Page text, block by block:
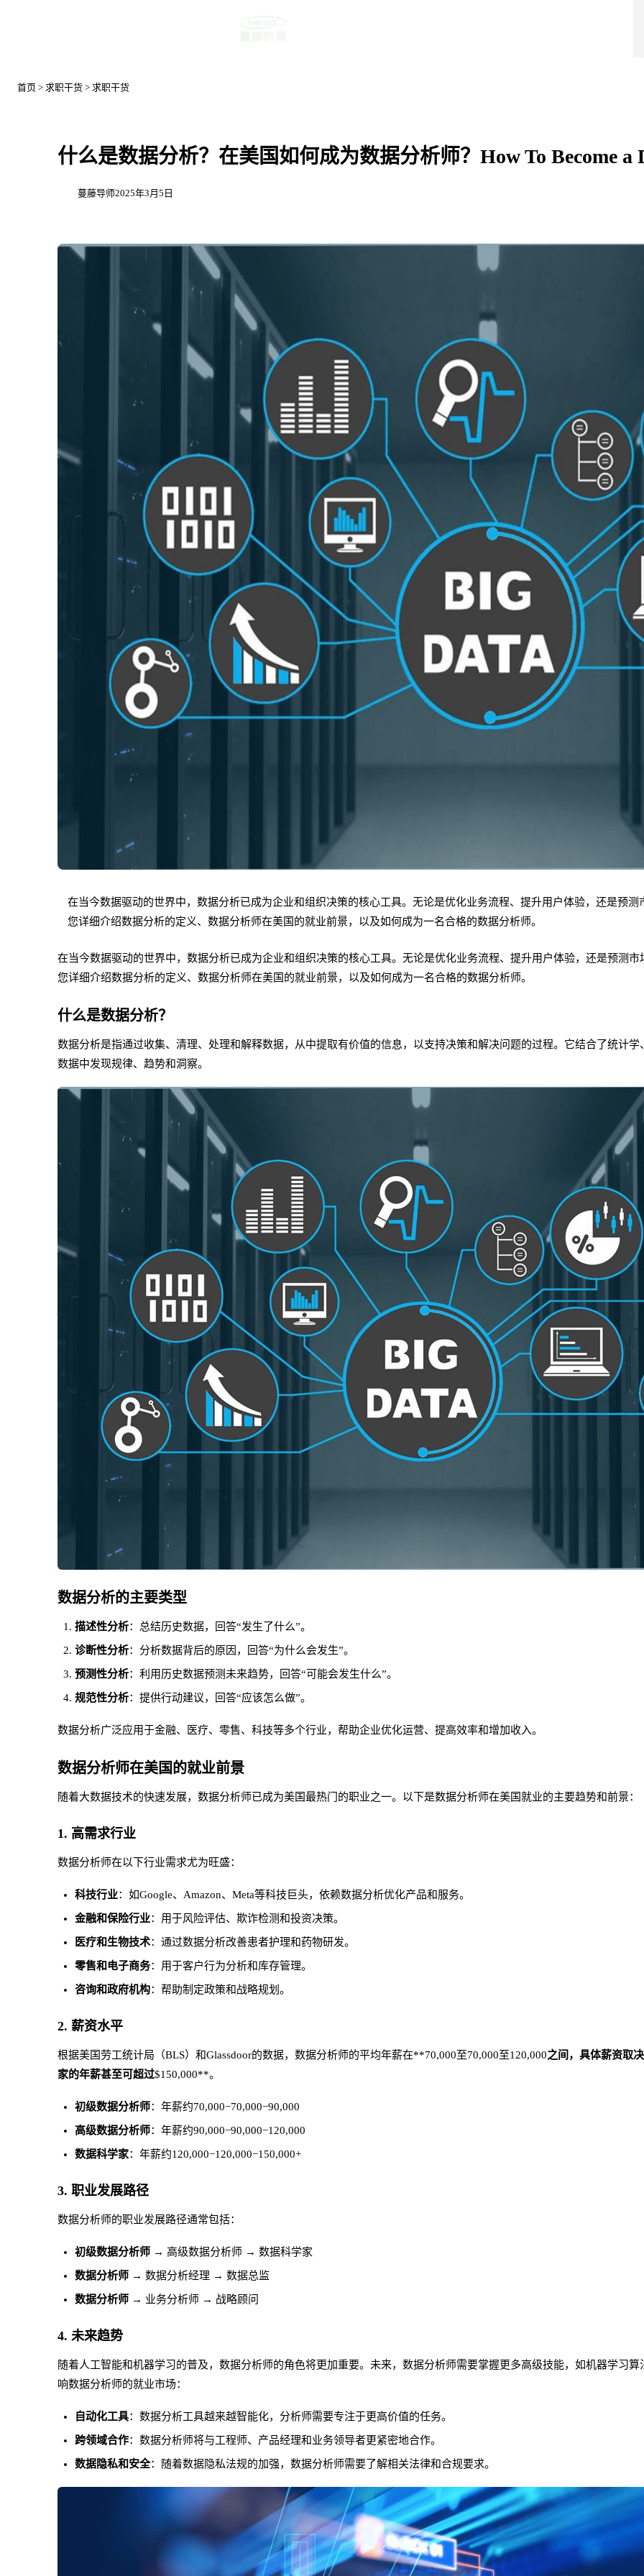
首页 > 求职干货 > 求职干货
什么是数据分析？在美国如何成为数据分析师？How To Become a
蔓藤导师2025年3月5日
在当今数据驱动的世界中，数据分析已成为企业和组织决策的核心工具。无论是优化业务流程、提升用户体验，还是预
您详细介绍数据分析的定义、数据分析师在美国的就业前景，以及如何成为一名合格的数据分析师。
在当今数据驱动的世界中，数据分析已成为企业和组织决策的核心工具。无论是优化业务流程、提升用户体验，还是预测
您详细介绍数据分析的定义、数据分析师在美国的就业前景，以及如何成为一名合格的数据分析师。
什么是数据分析？
数据分析是指通过收集、清理、处理和解释数据，从中提取有价值的信息，以支持决策和解决问题的过程。它结合了统计
数据中发现规律、趋势和洞察。
数据分析的主要类型
描述性分析：总结历史数据，回答“发生了什么”。
诊断性分析：分析数据背后的原因，回答“为什么会发生”。
预测性分析：利用历史数据预测未来趋势，回答“可能会发生什么”。
规范性分析：提供行动建议，回答“应该怎么做”。
数据分析广泛应用于金融、医疗、零售、科技等多个行业，帮助企业优化运营、提高效率和增加收入。
数据分析师在美国的就业前景
随着大数据技术的快速发展，数据分析师已成为美国最热门的职业之一。以下是数据分析师在美国就业的主要趋势和前景：
1. 高需求行业
数据分析师在以下行业需求尤为旺盛：
科技行业：如Google、Amazon、Meta等科技巨头，依赖数据分析优化产品和服务。
金融和保险行业：用于风险评估、欺诈检测和投资决策。
医疗和生物技术：通过数据分析改善患者护理和药物研发。
零售和电子商务：用于客户行为分析和库存管理。
咨询和政府机构：帮助制定政策和战略规划。
2. 薪资水平
根据美国劳工统计局（BLS）和Glassdoor的数据，数据分析师的平均年薪在**70,000至70,000至120,000之间，具体薪资取
家的年薪甚至可超过$150,000**。
初级数据分析师：年薪约70,000−70,000−90,000
高级数据分析师：年薪约90,000−90,000−120,000
数据科学家：年薪约120,000−120,000−150,000+
3. 职业发展路径
数据分析师的职业发展路径通常包括：
初级数据分析师 → 高级数据分析师 → 数据科学家
数据分析师 → 数据分析经理 → 数据总监
数据分析师 → 业务分析师 → 战略顾问
4. 未来趋势
随着人工智能和机器学习的普及，数据分析师的角色将更加重要。未来，数据分析师需要掌握更多高级技能，如机器学习
响数据分析师的就业市场：
自动化工具：数据分析工具越来越智能化，分析师需要专注于更高价值的任务。
跨领域合作：数据分析师将与工程师、产品经理和业务领导者更紧密地合作。
数据隐私和安全：随着数据隐私法规的加强，数据分析师需要了解相关法律和合规要求。